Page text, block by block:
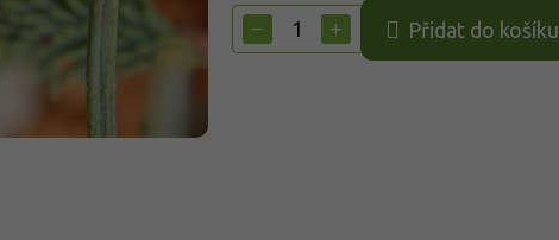
cena:
+
− Přidat do košíku